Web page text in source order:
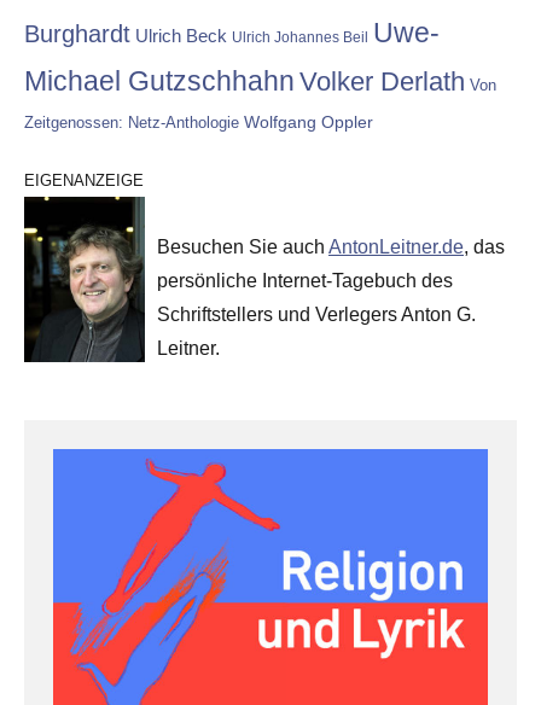
Burghardt Ulrich Beck Ulrich Johannes Beil
Uwe-
Michael Gutzschhahn Volker Derlath Von
Zeitgenossen: Netz-Anthologie Wolfgang Oppler
EIGENANZEIGE
Besuchen Sie auch AntonLeitner.de, das
persönliche Internet-Tagebuch des
Schriftstellers und Verlegers Anton G.
Leitner.